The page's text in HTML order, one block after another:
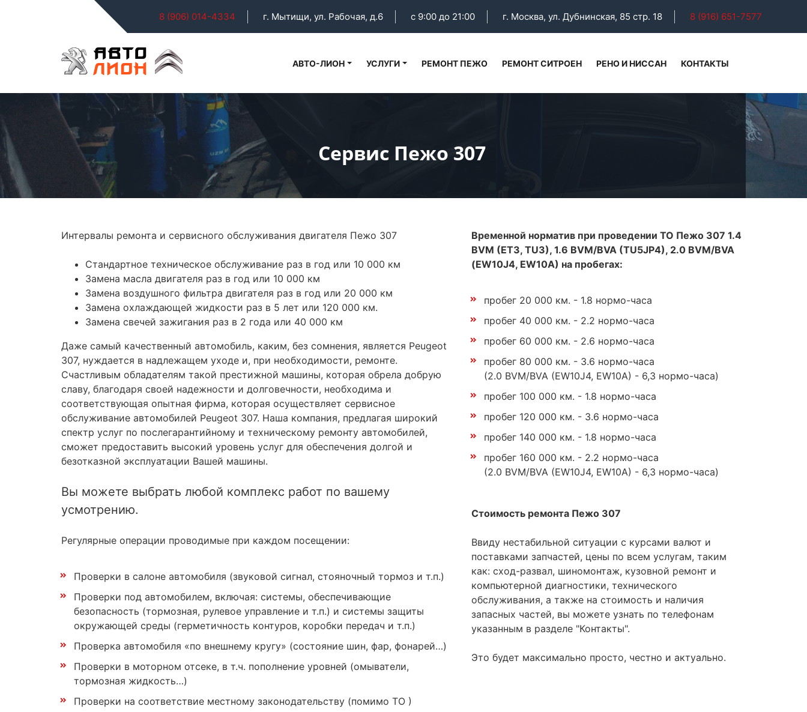
8 (906) 014-4334 г. Мытищи, ул. Рабочая, д.6 с 9:00 до 21:00 г. Москва, ул. Дубнинская, 85 стр. 18 8 (916) 651-7577
АВТО-ЛИОН УСЛУГИ РЕМОНТ ПЕЖО РЕМОНТ СИТРОЕН РЕНО И НИССАН КОНТАКТЫ
Сервис Пежо 307
Интервалы ремонта и сервисного обслуживания двигателя Пежо 307
Стандартное техническое обслуживание раз в год или 10 000 км
Замена масла двигателя раз в год или 10 000 км
Замена воздушного фильтра двигателя раз в год или 20 000 км
Замена охлаждающей жидкости раз в 5 лет или 120 000 км.
Замена свечей зажигания раз в 2 года или 40 000 км
Даже самый качественный автомобиль, каким, без сомнения, является Peugeot
307, нуждается в надлежащем уходе и, при необходимости, ремонте.
Счастливым обладателям такой престижной машины, которая обрела добрую
славу, благодаря своей надежности и долговечности, необходима и
соответствующая опытная фирма, которая осуществляет сервисное
обслуживание автомобилей Peugeot 307. Наша компания, предлагая широкий
спектр услуг по послегарантийному и техническому ремонту автомобилей,
сможет предоставить высокий уровень услуг для обеспечения долгой и
безотказной эксплуатации Вашей машины.
Вы можете выбрать любой комплекс работ по вашему
усмотрению.
Регулярные операции проводимые при каждом посещении:
Проверки в салоне автомобиля (звуковой сигнал, стояночный тормоз и т.п.)
Проверки под автомобилем, включая: системы, обеспечивающие
безопасность (тормозная, рулевое управление и т.п.) и системы защиты
окружающей среды (герметичность контуров, коробки передач и т.п.)
Проверка автомобиля «по внешнему кругу» (состояние шин, фар, фонарей…)
Проверки в моторном отсеке, в т.ч. пополнение уровней (омыватели,
тормозная жидкость…)
Проверки на соответствие местному законодательству (помимо ТО )
Временной норматив при проведении ТО Пежо 307 1.4
BVM (ET3, TU3), 1.6 BVM/BVA (TU5JP4), 2.0 BVM/BVA
(EW10J4, EW10A) на пробегах:
пробег 20 000 км. - 1.8 нормо-часа
пробег 40 000 км. - 2.2 нормо-часа
пробег 60 000 км. - 2.6 нормо-часа
пробег 80 000 км. - 3.6 нормо-часа
(2.0 BVM/BVA (EW10J4, EW10A) - 6,3 нормо-часа)
пробег 100 000 км. - 1.8 нормо-часа
пробег 120 000 км. - 3.6 нормо-часа
пробег 140 000 км. - 1.8 нормо-часа
пробег 160 000 км. - 2.2 нормо-часа
(2.0 BVM/BVA (EW10J4, EW10A) - 6,3 нормо-часа)
Стоимость ремонта Пежо 307
Ввиду нестабильной ситуации с курсами валют и
поставками запчастей, цены по всем услугам, таким
как: сход-развал, шиномонтаж, кузовной ремонт и
компьютерной диагностики, технического
обслуживания, а также на стоимость и наличия
запасных частей, вы можете узнать по телефонам
указанным в разделе "Контакты".
Это будет максимально просто, честно и актуально.